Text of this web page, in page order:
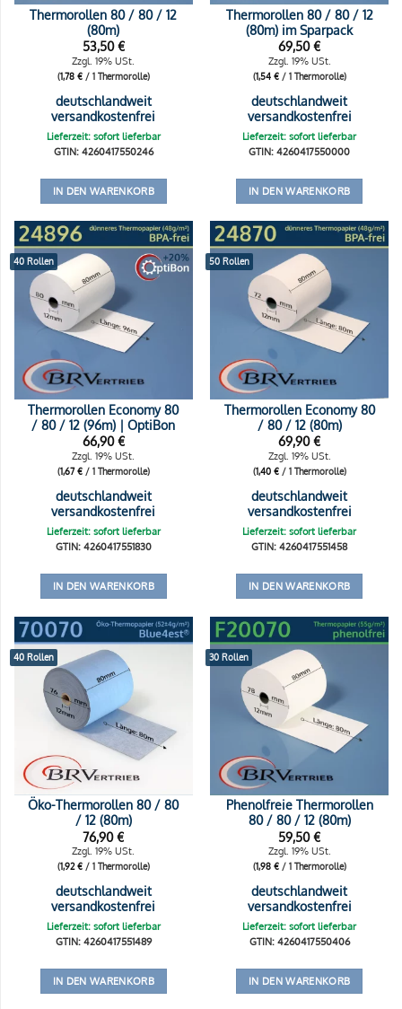
Thermorollen 80 / 80 / 12
(80m)
53,50€
Zzgl. 19% USt.
(1,78 €/ 1 Thermorolle)
deutschlandweit
versandkostenfrei
Lieferzeit: sofort lieferbar
GTIN: 4260417550246
IN DEN WARENKORB
Thermorollen 80 / 80 / 12
(80m) im Sparpack
69,50€
Zzgl. 19% USt.
(1,54 €/ 1 Thermorolle)
deutschlandweit
versandkostenfrei
Lieferzeit: sofort lieferbar
GTIN: 4260417550000
IN DEN WARENKORB
40 Rollen
Thermorollen Economy 80
/ 80 / 12 (96m) | OptiBon
66,90€
Zzgl. 19% USt.
(1,67€/ 1 Thermorolle)
deutschlandweit
versandkostenfrei
Lieferzeit: sofort lieferbar
GTIN: 4260417551830
IN DEN WARENKORB
50 Rollen
Thermorollen Economy 80
/ 80 / 12 (80m)
69,90€
Zzgl. 19% USt.
(1,40 €/ 1 Thermorolle)
deutschlandweit
versandkostenfrei
Lieferzeit: sofort lieferbar
GTIN: 4260417551458
IN DEN WARENKORB
40 Rollen
Öko-Thermorollen 80 / 80
/ 12 (80m)
76,90€
Zzgl. 19% USt.
(1,92€/ 1 Thermorolle)
deutschlandweit
versandkostenfrei
Lieferzeit: sofort lieferbar
GTIN: 4260417551489
IN DEN WARENKORB
30 Rollen
Phenolfreie Thermorollen
80 / 80 / 12 (80m)
59,50€
Zzgl. 19% USt.
(1,98 €/ 1 Thermorolle)
deutschlandweit
versandkostenfrei
Lieferzeit: sofort lieferbar
GTIN: 4260417550406
IN DEN WARENKORB